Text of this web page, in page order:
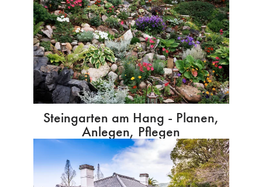
Steingarten am Hang - Planen,
Anlegen, Pflegen